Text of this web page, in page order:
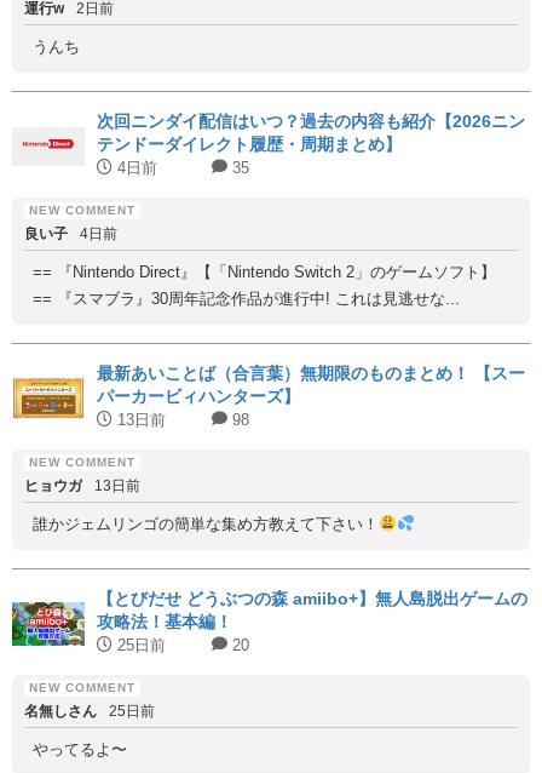
運行w 2日前
うんち
次回ニンダイ配信はいつ？過去の内容も紹介【2026ニン
テンドーダイレクト履歴・周期まとめ】
4日前 35
良い子 4日前
== 『Nintendo Direct』【「Nintendo Switch 2」のゲームソフト】
== 『スマブラ』30周年記念作品が進行中! これは見逃せな...
最新あいことば（合言葉）無期限のものまとめ！ 【スー
パーカービィハンターズ】
13日前 98
ヒョウガ 13日前
誰かジェムリンゴの簡単な集め方教えて下さい！
【とびだせ どうぶつの森 amiibo+】無人島脱出ゲームの
攻略法！基本編！
25日前 20
名無しさん 25日前
やってるよ〜